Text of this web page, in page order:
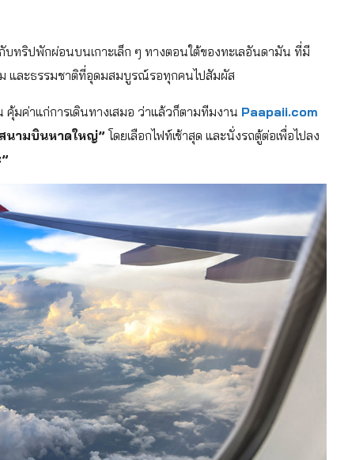
บทริปพักผ่อนบนเกาะเล็ก ๆ ทางตอนใต้ของทะเลอันดามัน ที่มี
และธรรมชาติที่อุดมสมบูรณ์รอทุกคนไปสัมผัส
มค่าแก่การเดินทางเสมอ ว่าแล้วก็ตามทีมงาน Paapaii.com
นามบินหาดใหญ่” โดยเลือกไฟท์เช้าสุด และนั่งรถตู้ต่อเพื่อไปลง